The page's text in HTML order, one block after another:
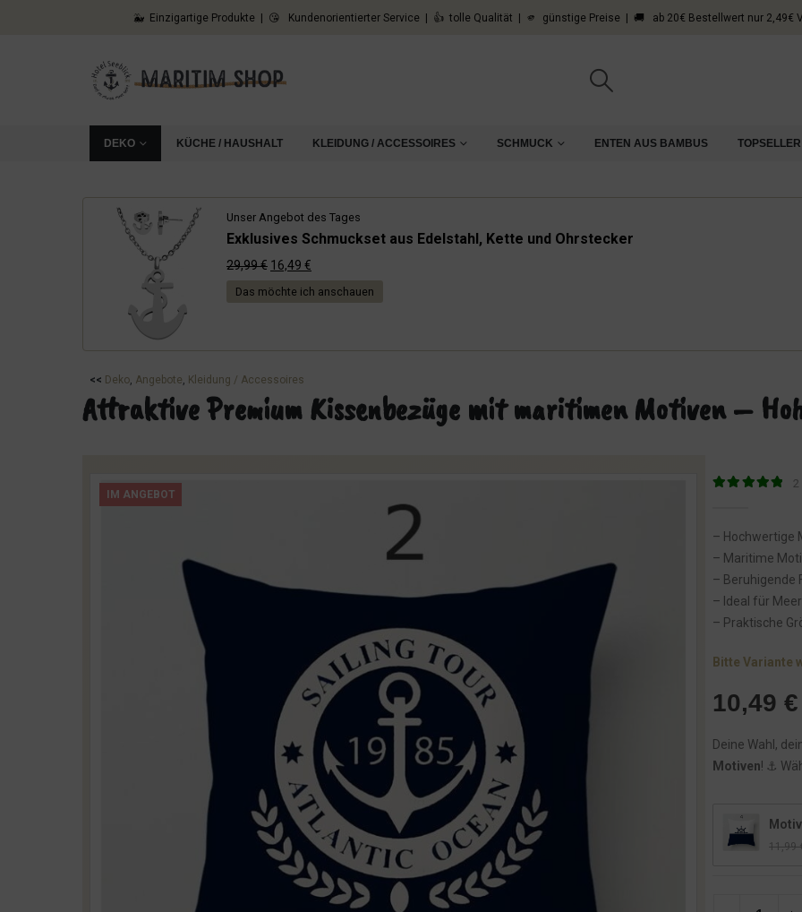
🐳 Einzigartige Produkte | 😘 Kundenorientierter Service | 👍 tolle Qualität | 🫵 günstige Preise | 🚚 ab 20€ Bestellwert nur 2,49€
DEKO KÜCHE / HAUSHALT KLEIDUNG / ACCESSOIRES SCHMUCK ENTEN AUS BAMBUS TOPSELLER
Unser Angebot des Tages
Exklusives Schmuckset aus Edelstahl, Kette und Ohrstecker
29,99€ Ursprünglicher
Preis
16,49 €
Das möchte ich anschauen
<< Deko, Angebote, Kleidung / Accessoires
Attraktive Premium Kissenbezüge mit maritimen Motiven –
IM ANGEBOT
2
– Hochwertige
– Maritime
– Beruhigende
– Ideal für
– Praktische
Bitte Variante
10,49 €
Deine Wahl,
Motiven! ⚓️
11,99